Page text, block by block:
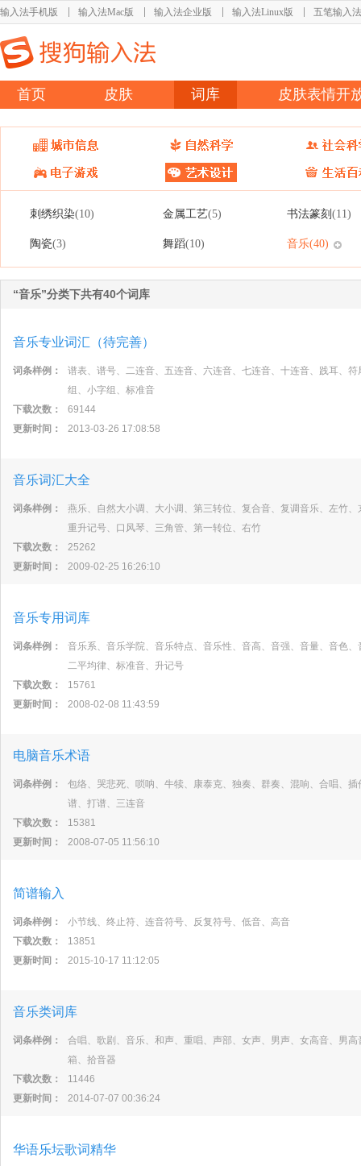
输入法手机版 输入法Mac版 输入法企业版 输入法Linux版 五笔输入法
首页 皮肤 词库 皮肤表情开
刺绣织染(10) 金属工艺(5) 书法篆刻 (11)
陶瓷(3) 舞蹈(10) 音乐(40)
“音乐”分类下共有40个词库
音乐专业词汇（待完善）
词条样例：
谱表、谱号、二连音、五连音、六连音、七连音、十连音、践耳、
组、小字组、标准音
下载次数：
69144
更新时间：
2013-03-26 17:08:58
音乐词汇大全
词条样例：
燕乐、自然大小调、大小调、第三转位、复合音、复调音乐、左竹
重升记号、口风琴、三角管、第一转位、右竹
下载次数：
25262
更新时间：
2009-02-25 16:26:10
音乐专用词库
词条样例：
音乐系、音乐学院、音乐特点、音乐性、音高、音强、音量、音色
二平均律、标准音、升记号
下载次数：
15761
更新时间：
2008-02-08 11:43:59
电脑音乐术语
词条样例：
包络、哭悲死、唢呐、牛犊、康泰克、独奏、群奏、混响、合唱、
谱、打谱、三连音
下载次数：
15381
更新时间：
2008-07-05 11:56:10
简谱输入
词条样例：
小节线、终止符、连音符号、反复符号、低音、高音
下载次数：
13851
更新时间：
2015-10-17 11:12:05
音乐类词库
词条样例：
合唱、歌剧、音乐、和声、重唱、声部、女声、男声、女高音、男
箱、拾音器
下载次数：
11446
更新时间：
2014-07-07 00:36:24
华语乐坛歌词精华